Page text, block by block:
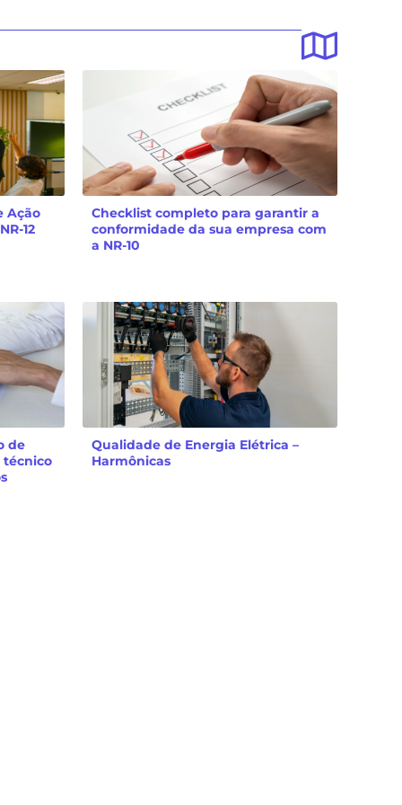
Ação
12
Checklist completo para garantir a
conformidade da sua empresa com
a NR-10
de
técnico
Qualidade de Energia Elétrica –
Harmônicas